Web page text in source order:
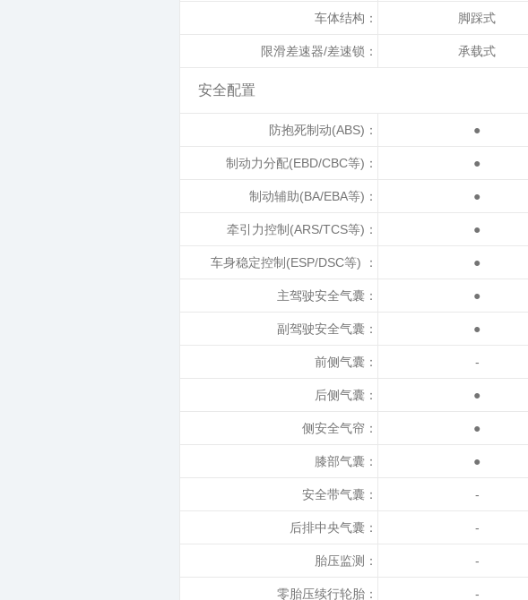
车体结构： 脚踩式
限滑差速器/差速锁： 承载式
安全配置
防抱死制动(ABS)： ●
制动力分配(EBD/CBC等)： ●
制动辅助(BA/EBA等)： ●
牵引力控制(ARS/TCS等)： ●
车身稳定控制(ESP/DSC等) ： ●
主驾驶安全气囊： ●
副驾驶安全气囊： ●
前侧气囊： -
后侧气囊： ●
侧安全气帘： ●
膝部气囊： ●
安全带气囊： -
后排中央气囊： -
胎压监测： -
零胎压续行轮胎： -